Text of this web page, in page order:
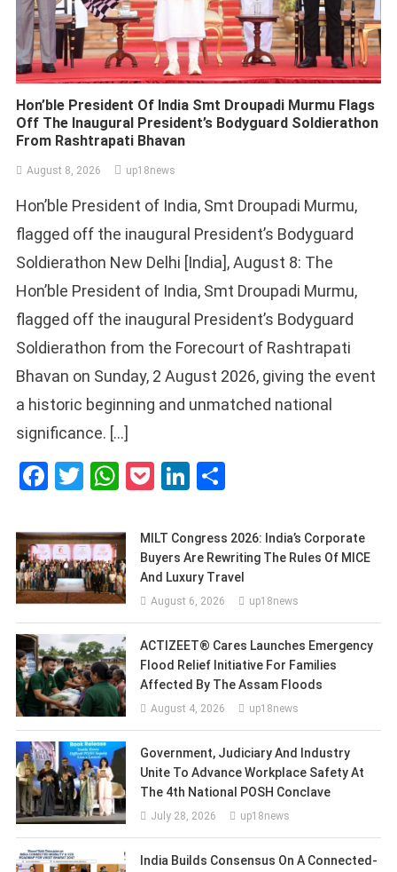
Hon’ble President Of India Smt Droupadi Murmu Flags
Off The Inaugural President’s Bodyguard Soldierathon
From Rashtrapati Bhavan
August 8, 2026 up18news
Hon’ble President of India, Smt Droupadi Murmu,
flagged off the inaugural President’s Bodyguard
Soldierathon New Delhi [India], August 8: The
Hon’ble President of India, Smt Droupadi Murmu,
flagged off the inaugural President’s Bodyguard
Soldierathon from the Forecourt of Rashtrapati
Bhavan on Sunday, 2 August 2026, giving the event
a historic beginning and unmatched national
significance. […]
Facebook
Twitter
WhatsApp
PocketLinkedIn
MILT Congress 2026: India’s Corporate
Buyers Are Rewriting The Rules Of MICE
And Luxury Travel
August 6, 2026 up18news
ACTIZEET® Cares Launches Emergency
Flood Relief Initiative For Families
Affected By The Assam Floods
August 4, 2026 up18news
Government, Judiciary And Industry
Unite To Advance Workplace Safety At
The 4th National POSH Conclave
July 28, 2026 up18news
India Builds Consensus On A Connected-